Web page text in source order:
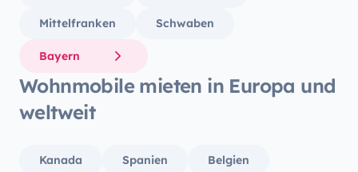
Mittelfranken Schwaben
Bayern
Wohnmobile mieten in Europa und
weltweit
Kanada Spanien Belgien